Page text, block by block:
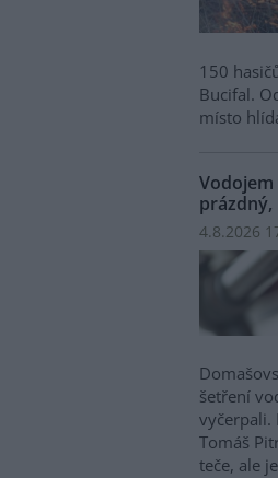
150
Bucifal.
místo
Vodojem
4.8.2026
šetření
vyčerpali.
Tomáš
teče, ale